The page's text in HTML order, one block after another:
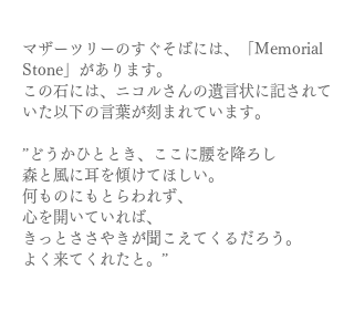
マザーツリーのすぐそばには、「Memorial
Stone」があります。
この石には、ニコルさんの遺言状に記されて
いた以下の言葉が刻まれています。
”どうかひととき、ここに腰を降ろし
森と風に耳を傾けてほしい。
何ものにもとらわれず、
心を開いていれば、
きっとささやきが聞こえてくるだろう。
よく来てくれたと。”